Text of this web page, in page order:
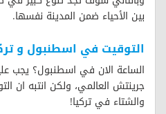
بين الأحياء ضمن المدينة نفسها.
التوقيت في اسطنبول و
الساعة الان في اسطنبول؟ يجب
جرينتش العالمي، ولكن انتبه ان
والشتاء في تركيا!